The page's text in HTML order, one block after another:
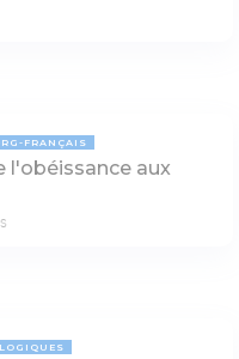
FRANÇAIS
l'obéissance aux